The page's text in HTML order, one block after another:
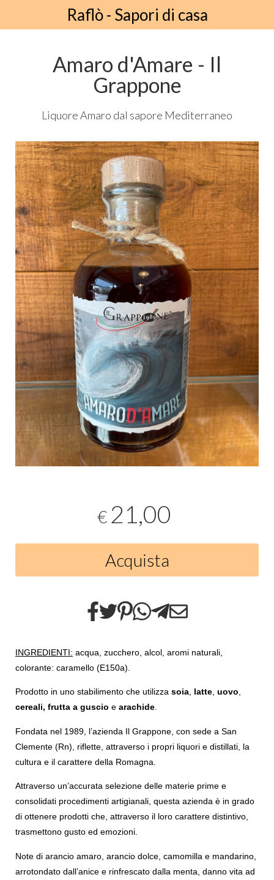
Raflò - Sapori di casa
Amaro d'Amare - Il
Grappone
Liquore Amaro dal sapore Mediterraneo
€ 21,00
Acquista
INGREDIENTI: acqua, zucchero, alcol, aromi naturali,
colorante: caramello (E150a).
Prodotto in uno stabilimento che utilizza soia, latte, uovo
cereali, frutta a guscio e arachide.
Fondata nel 1989, l’azienda Il Grappone, con sede a San
Clemente (Rn), riflette, attraverso i propri liquori e distillati, la
cultura e il carattere della Romagna.
Attraverso un’accurata selezione delle materie prime e
consolidati procedimenti artigianali, questa azienda è in grado
di ottenere prodotti che, attraverso il loro carattere distintivo,
trasmettono gusto ed emozioni.
Note di arancio amaro, arancio dolce, camomilla e mandarino,
arrotondato dall’anice e rinfrescato dalla menta, danno vita ad